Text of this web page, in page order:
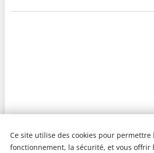
Ce site utilise des cookies pour permettre
fonctionnement, la sécurité, et vous offrir